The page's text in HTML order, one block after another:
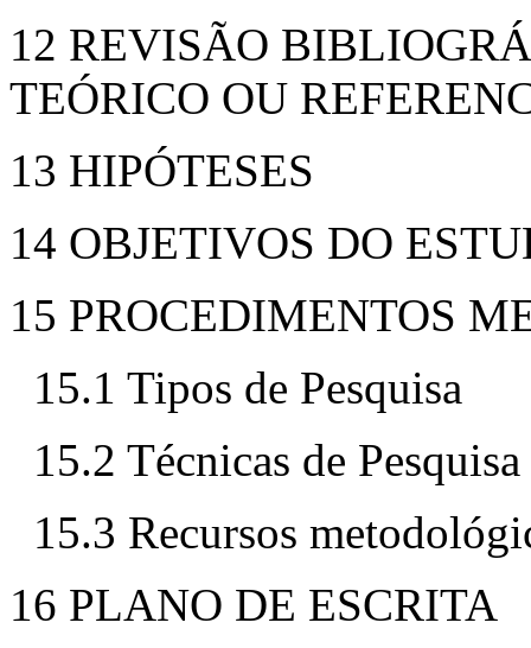
12 REVISÃO
TEÓRICO OU
13 HIPÓTESES
14 OBJETIVOS DO
15 PROCEDIMENTOS
15.1 Tipos de Pesquisa
15.2 Técnicas de Pesquisa
15.3 Recursos
16 PLANO DE ESCRITA